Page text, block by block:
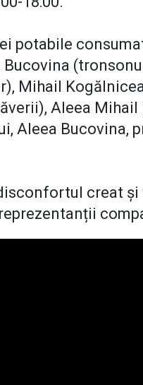
potabile
Mihail
Aleea
Aleea Bucovina,
creat